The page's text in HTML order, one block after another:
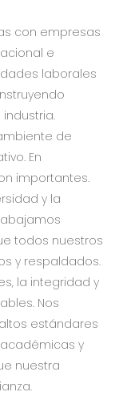
con empresas
e
laborales
de
En
importantes.
y la
todos nuestros
y respaldados.
la integridad y
Nos
estándares
y
nuestra